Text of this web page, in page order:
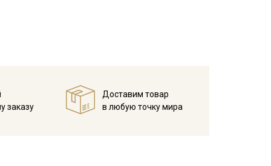
заказу
Доставим товар
в любую точку мира